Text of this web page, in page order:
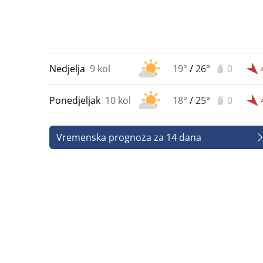
Nedjelja 9 kol 19° /26° 0
Ponedjeljak 10 kol 18° /25° 0
Vremenska prognoza za 14 dana